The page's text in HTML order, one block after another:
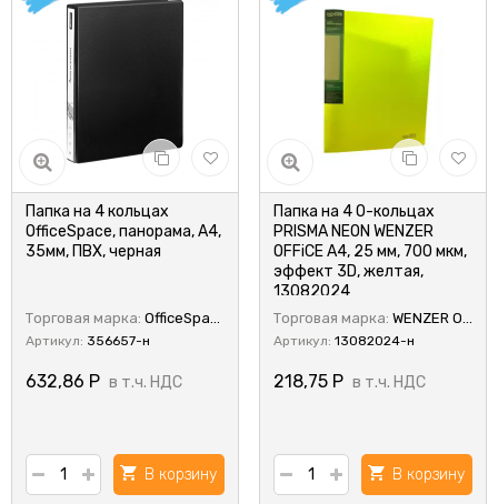
Папка на 4 кольцах
OfficeSpace, панорама, А4,
35мм, ПВХ, черная
Торговая марка: OfficeSpace
Артикул: 356657-н
632,86 Р в т.ч. НДС
В корзину
Папка на 4 О-кольцах
PRISMA NEON WENZER
OFFiCE А4, 25 мм, 700 мкм,
эффект 3D, желтая,
13082024
Торговая марка: WENZER OFFiCE
Артикул: 13082024-н
218,75 Р в т.ч. НДС
В корзину